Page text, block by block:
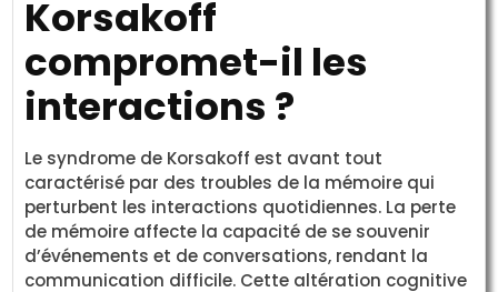
Korsakoff
compromet-il les
interactions ?
Le syndrome de Korsakoff est avant tout
caractérisé par des troubles de la mémoire qui
perturbent les interactions quotidiennes. La perte
de mémoire affecte la capacité de se souvenir
d’événements et de conversations, rendant la
communication difficile. Cette altération cognitive